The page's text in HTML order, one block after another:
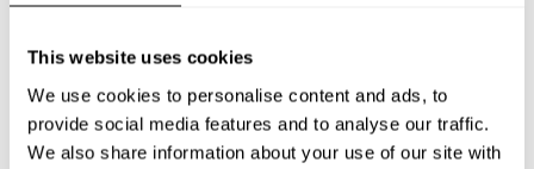
This website uses cookies
We use cookies to personalise content and ads, to
provide social media features and to analyse our traffic.
We also share information about your use of our site with
DEKAL PAPPERSKORG
Artnr: se tekniska data